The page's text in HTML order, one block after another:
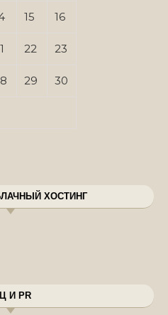
15 16
22 23
29 30
ХОСТИНГ
И PR